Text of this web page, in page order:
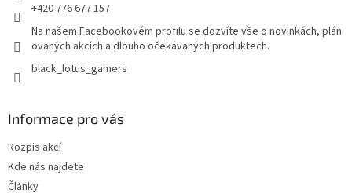
+420 776 677 157
Na našem Facebookovém profilu se dozvíte vše o novinkách, plán
ovaných akcích a dlouho očekávaných produktech.
black_lotus_gamers
Informace pro vás
Rozpis akcí
Kde nás najdete
Články